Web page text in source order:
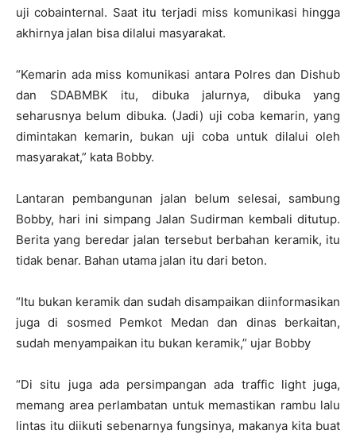
uji cobainternal. Saat itu terjadi miss komunikasi hingga
akhirnya jalan bisa dilalui masyarakat.
“Kemarin ada miss komunikasi antara Polres dan Dishub
dan SDABMBK itu, dibuka jalurnya, dibuka yang
seharusnya belum dibuka. (Jadi) uji coba kemarin, yang
dimintakan kemarin, bukan uji coba untuk dilalui oleh
masyarakat,” kata Bobby.
Lantaran pembangunan jalan belum selesai, sambung
Bobby, hari ini simpang Jalan Sudirman kembali ditutup.
Berita yang beredar jalan tersebut berbahan keramik, itu
tidak benar. Bahan utama jalan itu dari beton.
“Itu bukan keramik dan sudah disampaikan diinformasikan
juga di sosmed Pemkot Medan dan dinas berkaitan,
sudah menyampaikan itu bukan keramik,” ujar Bobby
“Di situ juga ada persimpangan ada traffic light juga,
memang area perlambatan untuk memastikan rambu lalu
lintas itu diikuti sebenarnya fungsinya, makanya kita buat